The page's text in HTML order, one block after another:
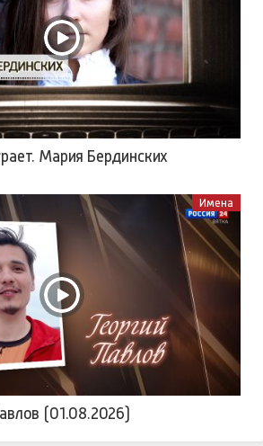
Мария Бердинских
Имена
(01.08.2026)